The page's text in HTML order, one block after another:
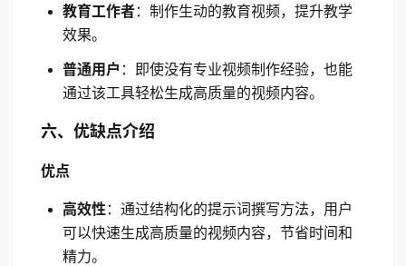
教育工作者：制作生动的教育视频，提升教学
效果。
普通用户 ：即使没有专业视频制作经验，也能
通过该工具轻松生成高质量的视频内容。
六、优缺点介绍
优点
高效性 ：通过结构化的提示词撰写方法，用户
可以快速生成高质量的视频内容，节省时间和
精力。